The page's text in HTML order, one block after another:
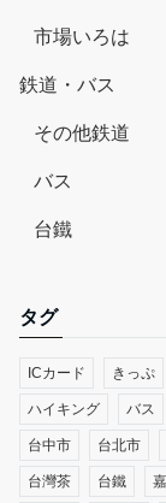
市場いろは
鉄道・バス
その他鉄道
バス
台鐵
タグ
ICカード きっぷ
ハイキング バス
台中市 台北市
台灣茶 台鐵